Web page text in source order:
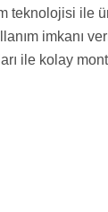
teknolojisi ile
imkanı
ile kolay